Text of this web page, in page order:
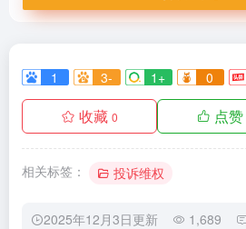
1 3- 1+ 0
收藏 0 点赞
相关标签： 投诉维权
2025年12月3日更新 1,689